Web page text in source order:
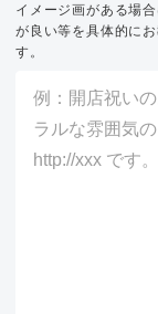
イメージ画がある場
が良い等を具体的に
す。